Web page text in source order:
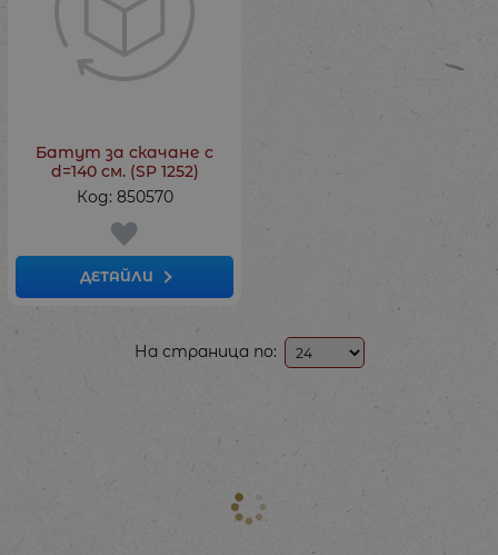
Батут за скачане с
d=140 см. (SP 1252)
Код: 850570
ДЕТАЙЛИ
На страница по: